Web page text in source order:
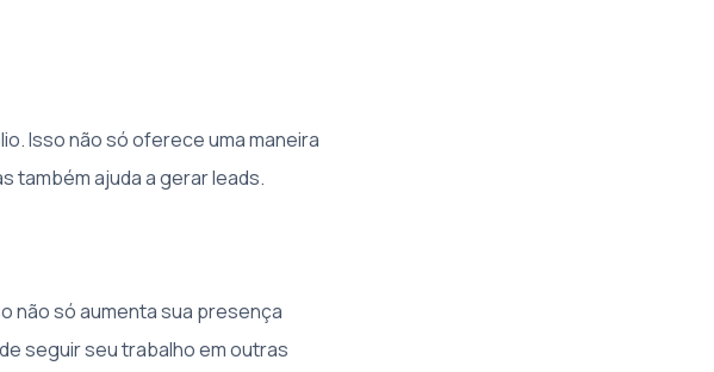
Isso não só oferece uma maneira
também ajuda a gerar leads.
não só aumenta sua presença
seguir seu trabalho em outras